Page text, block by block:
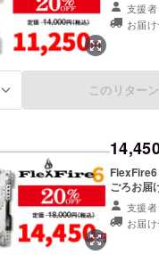
支援
お届
このリター
FlexFire6 ×1 専用ケース
ごろお届
支援者
お届